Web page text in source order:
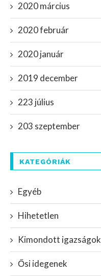
2020 március
2020 február
2020 január
2019 december
223 július
203 szeptember
KATEGÓRIÁK
Egyéb
Hihetetlen
Kimondott igazságok
Ősi idegenek